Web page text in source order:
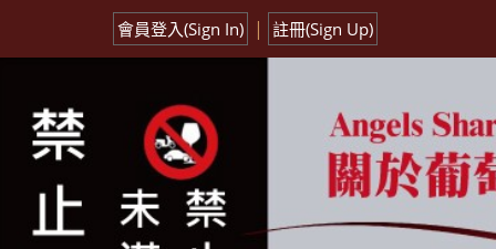
會員登入(Sign In) | 註冊(Sign Up)